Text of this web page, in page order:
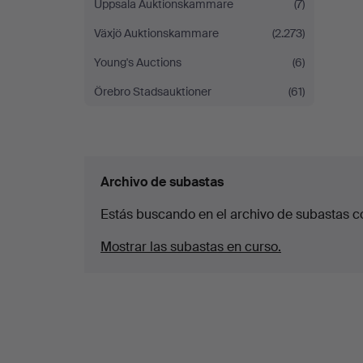
Uppsala Auktionskammare
(7)
Växjö Auktionskammare
(2.273)
Young's Auctions
(6)
Örebro Stadsauktioner
(61)
Archivo de subastas
Estás buscando en el archivo de subastas
Mostrar las subastas en curso.